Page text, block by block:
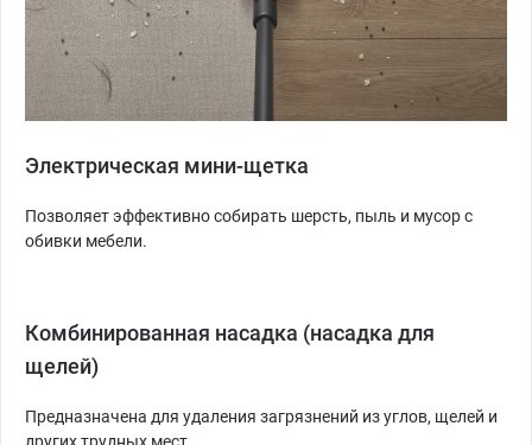
Электрическая мини-щетка
Позволяет эффективно собирать шерсть, пыль и мусор с
обивки мебели.
Комбинированная насадка (насадка для
щелей)
Предназначена для удаления загрязнений из углов, щелей и